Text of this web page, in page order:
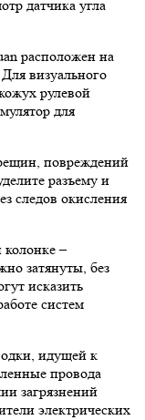
расположен на
визуального
рулевой
для
повреждений
разъему и
следов окисления
колонке –
затянуты, без
исказить
систем
идущей к
провода
загрязнений
электрических